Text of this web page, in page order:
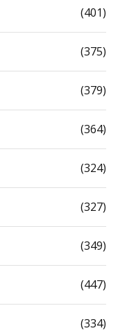
(401)
(375)
(379)
(364)
(324)
(327)
(349)
(447)
(334)